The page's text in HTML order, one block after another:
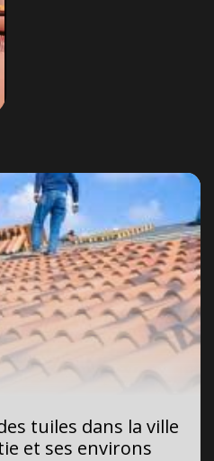
tuiles dans la ville
et ses environs